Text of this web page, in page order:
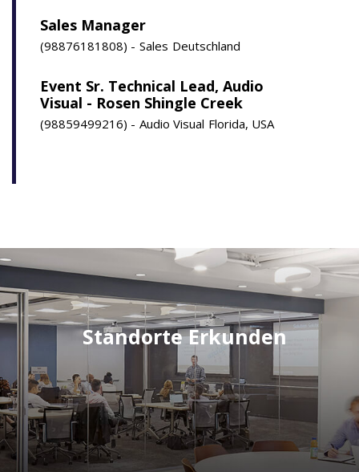
Sales Manager
98876181808 Sales Deutschland
Event Sr. Technical Lead, Audio
Visual - Rosen Shingle Creek
98859499216 Audio Visual Florida, USA
Standorte Erkunden